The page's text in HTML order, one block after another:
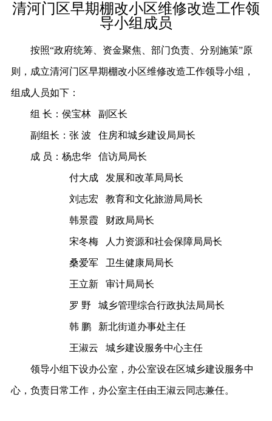
清河门区早期棚改小区维修改造工作领
导小组成员
按照“政府统筹、资金聚焦、部门负责、分别施策”原
则，成立清河门区早期棚改小区维修改造工作领导小组，
组成人员如下：
组 长：侯宝林副区长
副组长：张 波 住房和城乡建设局局长
成 员：杨忠华信访局局长
付大成发展和改革局局长
刘志宏 教育和文化旅游局局长
韩景霞 财政局局长
宋冬梅人力资源和社会保障局局长
桑爱军卫生健康局局长
王立新审计局局长
罗 野 城乡管理综合行政执法局局长
韩 鹏新北街道办事处主任
王淑云 城乡建设服务中心主任
领导小组下设办公室，办公室设在区城乡建设服务中
心，负责日常工作，办公室主任由王淑云同志兼任。